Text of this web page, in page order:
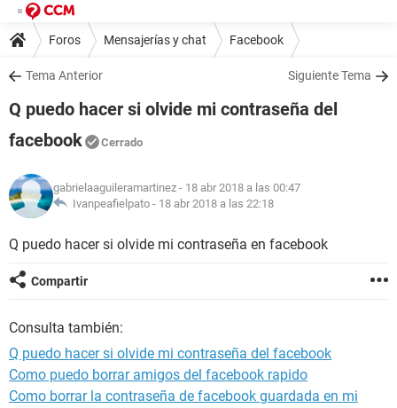
Foros Mensajerías y chat Facebook
Tema Anterior Siguiente Tema
Q puedo hacer si olvide mi contraseña del
facebook
Cerrado
gabrielaaguileramartinez - 18 abr 2018 a las 00:47
Ivanpeafielpato - 18 abr 2018 a las 22:18
Q puedo hacer si olvide mi contraseña en facebook
Compartir
Consulta también:
Q puedo hacer si olvide mi contraseña del facebook
Como puedo borrar amigos del facebook rapido
Como borrar la contraseña de facebook guardada en mi